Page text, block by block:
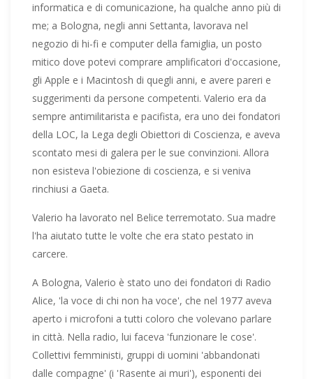
informatica e di comunicazione, ha qualche anno più di
me; a Bologna, negli anni Settanta, lavorava nel
negozio di hi-fi e computer della famiglia, un posto
mitico dove potevi comprare amplificatori d'occasione,
gli Apple e i Macintosh di quegli anni, e avere pareri e
suggerimenti da persone competenti. Valerio era da
sempre antimilitarista e pacifista, era uno dei fondatori
della LOC, la Lega degli Obiettori di Coscienza, e aveva
scontato mesi di galera per le sue convinzioni. Allora
non esisteva l'obiezione di coscienza, e si veniva
rinchiusi a Gaeta.
Valerio ha lavorato nel Belice terremotato. Sua madre
l'ha aiutato tutte le volte che era stato pestato in
carcere.
A Bologna, Valerio è stato uno dei fondatori di Radio
Alice, 'la voce di chi non ha voce', che nel 1977 aveva
aperto i microfoni a tutti coloro che volevano parlare
in città. Nella radio, lui faceva 'funzionare le cose'.
Collettivi femministi, gruppi di uomini 'abbandonati
dalle compagne' (i 'Rasente ai muri'), esponenti dei